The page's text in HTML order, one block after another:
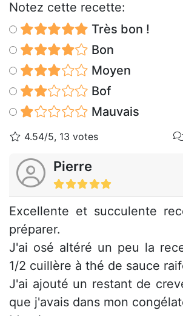
Notez cette recette:
Très bon !
Bon
Moyen
Bof
Mauvais
4.54/5, 13 votes
Pierre
Excellente et succulente
préparer.
J'ai osé altéré un peu la
1/2 cuillère à thé de sauce
J'ai ajouté un restant de
que j'avais dans mon